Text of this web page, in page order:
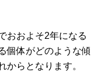
おおよそ2年になる
個体がどのような傾
からとなります。